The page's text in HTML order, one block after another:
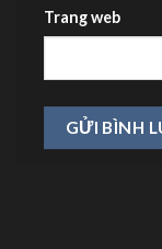
Trang web